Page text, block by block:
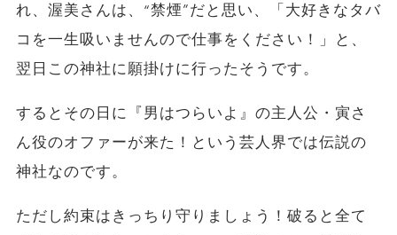
れ、渥美さんは、“禁煙”だと思い、「大好きなタバ
コを一生吸いませんので仕事をください！」と、
翌日この神社に願掛けに行ったそうです。
するとその日に『男はつらいよ』の主人公・寅さ
ん役のオファーが来た！という芸人界では伝説の
神社なのです。
ただし約束はきっちり守りましょう！破ると全て